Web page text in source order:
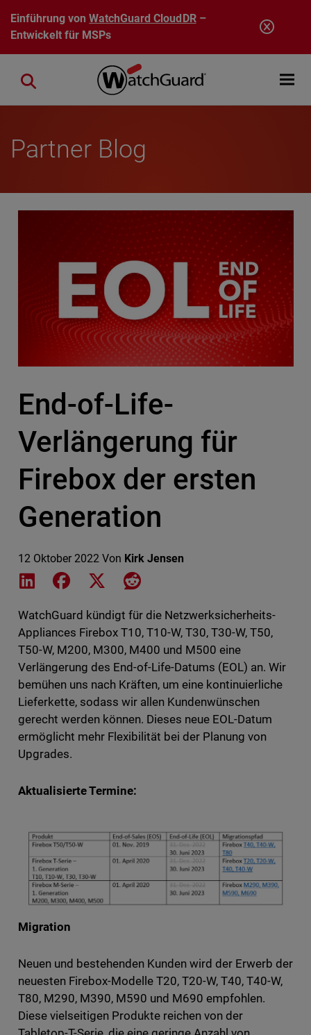
Direkt zum Inhalt
Einführung vonWatchGuard CloudDR–
Entwickelt für MSPs
Open
Close search
Partner Blog
End-of-Life-
Verlängerung für
Firebox der ersten
Generation
12 Oktober 2022 Von Kirk Jensen
Share on LinkedIn
Share on Facebook
Share on XShare on Reddit
WatchGuard kündigt für die Netzwerksicherheits-
Appliances Firebox T10, T10-W, T30, T30-W, T50,
T50-W, M200, M300, M400 und M500 eine
Verlängerung des End-of-Life-Datums (EOL) an. Wir
bemühen uns nach Kräften, um eine kontinuierliche
Lieferkette, sodass wir allen Kundenwünschen
gerecht werden können. Dieses neue EOL-Datum
ermöglicht mehr Flexibilität bei der Planung von
Upgrades.
Aktualisierte Termine:
Migration
Neuen und bestehenden Kunden wird der Erwerb der
neuesten Firebox-Modelle T20, T20-W, T40, T40-W,
T80, M290, M390, M590 und M690 empfohlen.
Diese vielseitigen Produkte reichen von der